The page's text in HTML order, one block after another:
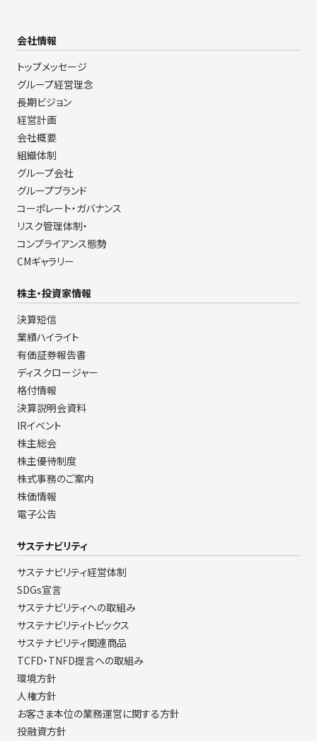
会社情報
トップメッセージ
グループ経営理念
長期ビジョン
経営計画
会社概要
組織体制
グループ会社
グループブランド
コーポレート・ガバナンス
リスク管理体制・
コンプライアンス態勢
CMギャラリー
株主・投資家情報
決算短信
業績ハイライト
有価証券報告書
ディスクロージャー
格付情報
決算説明会資料
IRイベント
株主総会
株主優待制度
株式事務のご案内
株価情報
電子公告
サステナビリティ
サステナビリティ経営体制
SDGs宣言
サステナビリティへの取組み
サステナビリティトピックス
サステナビリティ関連商品
TCFD・TNFD提言への取組み
環境方針
人権方針
お客さま本位の業務運営に関する方針
投融資方針